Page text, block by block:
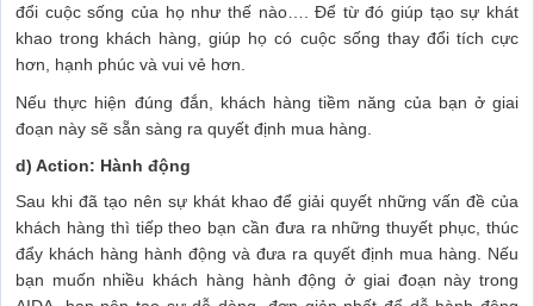
đổi cuộc sống của họ như thế nào…. Để từ đó giúp tạo sự khát
khao trong khách hàng, giúp họ có cuộc sống thay đổi tích cực
hơn, hạnh phúc và vui vẻ hơn.
Nếu thực hiện đúng đắn, khách hàng tiềm năng của bạn ở giai
đoạn này sẽ sẵn sàng ra quyết định mua hàng.
d) Action: Hành động
Sau khi đã tạo nên sự khát khao để giải quyết những vấn đề của
khách hàng thì tiếp theo bạn cần đưa ra những thuyết phục, thúc
đẩy khách hàng hành động và đưa ra quyết định mua hàng. Nếu
bạn muốn nhiều khách hàng hành động ở giai đoạn này trong